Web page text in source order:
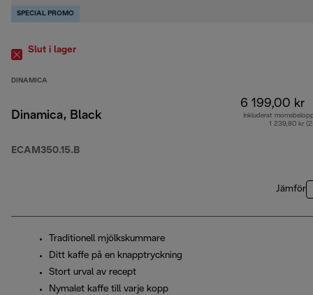
SPECIAL PROMO
Slut i lager
DINAMICA
Dinamica, Black
ECAM350.15.B
6 199,00 kr
Inkluderat
1 239,80 kr
Jämför
Traditionell mjölkskummare
Ditt kaffe på en knapptryckning
Stort urval av recept
Nymalet kaffe till varje kopp